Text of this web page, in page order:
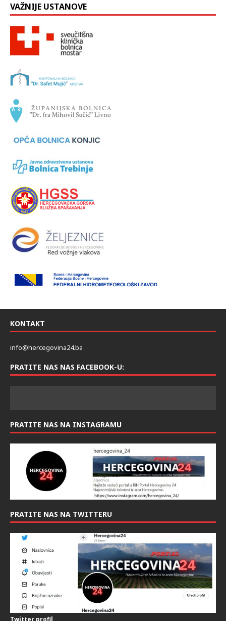
VAŽNIJE USTANOVE
KONTAKT
info@hercegovina24.ba
PRATITE NAS NAS FACEBOOK-U:
PRATITE NAS NA INSTAGRAMU
PRATITE NAS NA TWITTERU
Twitter profil